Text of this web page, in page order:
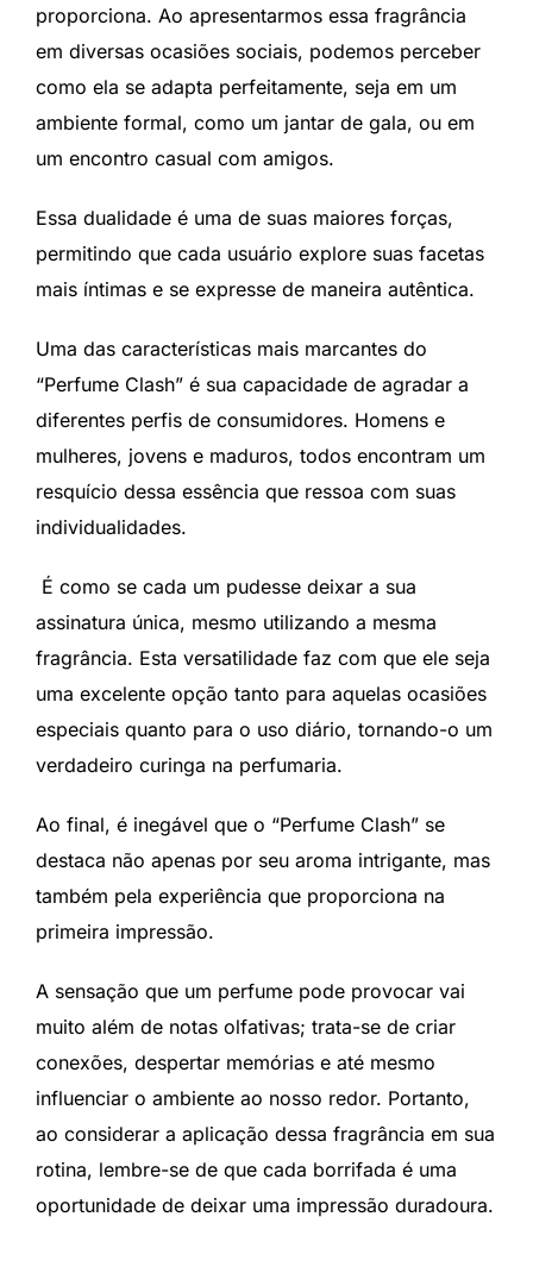
proporciona. Ao apresentarmos essa fragrância
em diversas ocasiões sociais, podemos perceber
como ela se adapta perfeitamente, seja em um
ambiente formal, como um jantar de gala, ou em
um encontro casual com amigos.
Essa dualidade é uma de suas maiores forças,
permitindo que cada usuário explore suas facetas
mais íntimas e se expresse de maneira autêntica.
Uma das características mais marcantes do
“Perfume Clash” é sua capacidade de agradar a
diferentes perfis de consumidores. Homens e
mulheres, jovens e maduros, todos encontram um
resquício dessa essência que ressoa com suas
individualidades.
É como se cada um pudesse deixar a sua
assinatura única, mesmo utilizando a mesma
fragrância. Esta versatilidade faz com que ele seja
uma excelente opção tanto para aquelas ocasiões
especiais quanto para o uso diário, tornando-o um
verdadeiro curinga na perfumaria.
Ao final, é inegável que o “Perfume Clash” se
destaca não apenas por seu aroma intrigante, mas
também pela experiência que proporciona na
primeira impressão.
A sensação que um perfume pode provocar vai
muito além de notas olfativas; trata-se de criar
conexões, despertar memórias e até mesmo
influenciar o ambiente ao nosso redor. Portanto,
ao considerar a aplicação dessa fragrância em sua
rotina, lembre-se de que cada borrifada é uma
oportunidade de deixar uma impressão duradoura.